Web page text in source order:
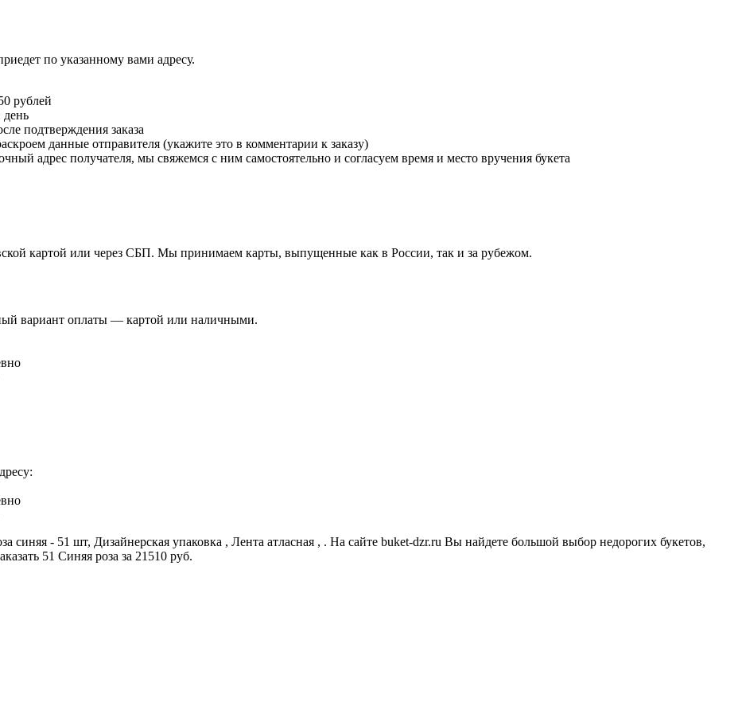
по указанному вами адресу.
рублей
день
подтверждения заказа
данные отправителя (укажите это в комментарии к заказу)
адрес получателя, мы свяжемся с ним самостоятельно и согласуем время и место вручения букета
картой или через СБП. Мы принимаем карты, выпущенные как в России, так и за рубежом.
вариант оплаты — картой или наличными.
синяя - 51 шт, Дизайнерская упаковка , Лента атласная , . На сайте buket-dzr.ru Вы найдете большой выбор недорогих букетов,
51 Синяя роза за 21510 руб.